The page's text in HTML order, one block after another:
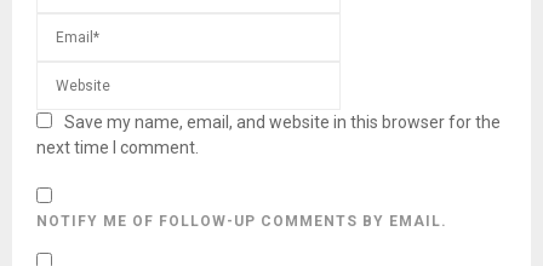
Save my name, email, and website in this browser for the
next time I comment.
NOTIFY ME OF FOLLOW-UP COMMENTS BY EMAIL.